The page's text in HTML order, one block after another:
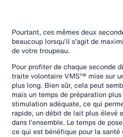
Pourtant, ces mêmes deux
beaucoup lorsqu’il s’agit de
de votre troupeau.
Pour profiter de chaque seconde
traite volontaire VMS™ mise sur
plus long. Bien sûr, cela peut
mais un temps de préparation
stimulation adéquate, ce qui
rapide, un débit de lait plus élevé
dans l’ensemble. Le temps de
ce qui est bénéfique pour la santé